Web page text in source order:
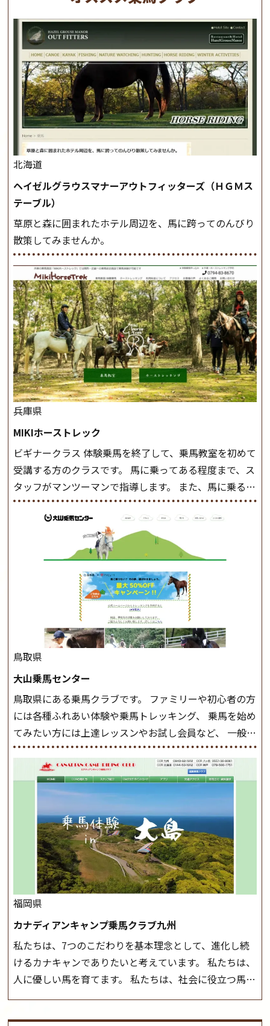
北海道
ヘイゼルグラウスマナーアウトフィッターズ（ＨＧＭス
テーブル）
草原と森に囲まれたホテル周辺を、馬に跨ってのんびり
散策してみませんか。
兵庫県
MIKIホーストレック
ビギナークラス 体験乗馬を終了して、乗馬教室を初めて
受講する方のクラスです。 馬に乗ってある程度まで、ス
タッフがマンツーマンで指導します。 また、馬に乗るだ
けでなく、馬の手入れや馬装（鞍などを装着する） も
このクラスで把握し、「馬に触れること」にも慣れてい
きましょう。 スタートクラス ビギナークラスで単独で
軽速歩(けいはやあし)ができるようになったら スタート
クラスへ。 グループレッスンで馬のスピードを調整し
ながら 軽速歩・正反撞(せいはんどう)を学びます。 安定
した手綱操作と軽速歩・正反撞ができるようになれば
駈歩(かけあし)練習に入ります。 ホップクラス スタート
クラスで常歩(なみあし)や 速歩、駈歩の初歩をマスター
したら、 次は部班にて駈歩を含めた誘導練習を行いま
しょう。 ステップクラス ホップクラスまでに練習した
の扶助操作や誘導方法を身につけましょう。 注意事項
◆馬場使用状況により、使用する馬場はこちらで決定い
たしますのでご了承ください ◆基本は雨天決行です
が、落雷・強風等のより、安全上急遽中止させていただ
く場合がございます。 ◆三木ホースランドパークの協議
会や講習会等により、一部レッスンが中止になる場合が
ございます。 その際、ご予約いただいている皆様には事
前にご連絡いたします。MIKIホーストレックのツアー
はこちら
鳥取県
大山乗馬センター
鳥取県にある乗馬クラブです。 ファミリーや初心者の方
には各種ふれあい体験や乗馬トレッキング、 乗馬を始め
てみたい方には上達レッスンやお試し会員など、 一般の
方に幅広くお楽しみいただける施設を目指しています。
また、お手軽（低価格）に会員になったり自分の馬を持
つことのできる乗馬クラブでもあり、 健康や趣味、スポ
ーツ競技として、老若男女様々な方が、日々乗馬をお楽
しみいただいています。 なお、ゴールデンウィークと夏
休み期間中は無休で営業していますので、ぜひご家族で
お越しください！大山乗馬センターの紹介記事はこち
福岡県
カナディアンキャンプ乗馬クラブ九州
私たちは、7つのこだわりを基本理念として、進化し続
けるカナキャンでありたいと考えています。 私たちは、
人に優しい馬を育てます。 私たちは、社会に役立つ馬を
生産します。 私たちは、馬や人々に癒しとなる環境を守